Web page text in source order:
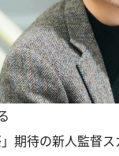
」期待の新人監督